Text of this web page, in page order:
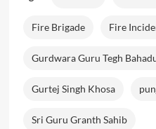
Fire Brigade Fire
Gurdwara Guru Tegh
Gurtej Singh Khosa
Sri Guru Granth Sahib